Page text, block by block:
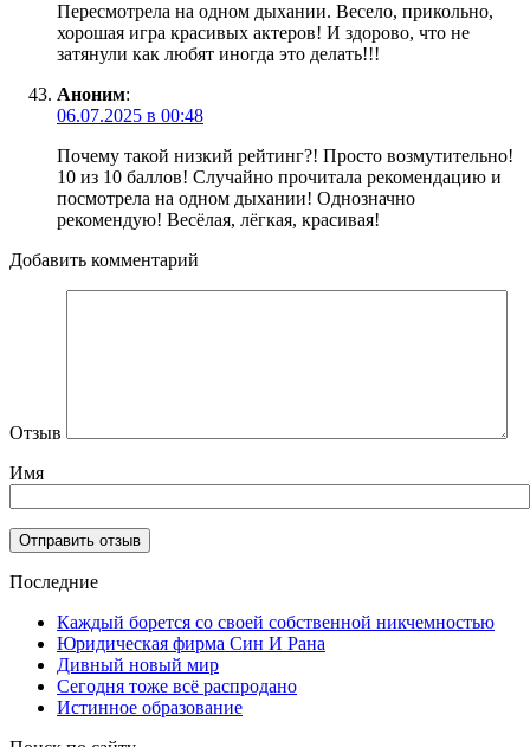
Пересмотрела на одном дыхании. Весело, прикольно,
хорошая игра красивых актеров! И здорово, что не
затянули как любят иногда это делать!!!
Аноним:
06.07.2025 в 00:48
Почему такой низкий рейтинг?! Просто возмутительно!
10 из 10 баллов! Случайно прочитала рекомендацию и
посмотрела на одном дыхании! Однозначно
рекомендую! Весёлая, лёгкая, красивая!
Добавить комментарий
Отзыв
Имя
Последние
Каждый борется со своей собственной никчемностью
Юридическая фирма Син И Рана
Дивный новый мир
Сегодня тоже всё распродано
Истинное образование